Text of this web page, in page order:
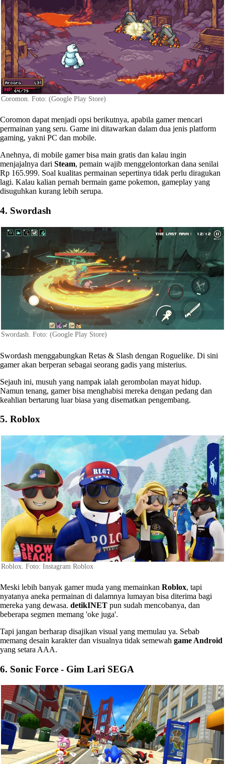
Coromon. Foto: (Google Play Store)
Coromon dapat menjadi opsi berikutnya, apabila gamer mencari
permainan yang seru. Game ini ditawarkan dalam dua jenis platform
gaming, yakni PC dan mobile.
Anehnya, di mobile gamer bisa main gratis dan kalau ingin
menjajalnya dari Steam, pemain wajib menggelontorkan dana senilai
Rp 165.999. Soal kualitas permainan sepertinya tidak perlu diragukan
lagi. Kalau kalian pernah bermain game pokemon, gameplay yang
disuguhkan kurang lebih serupa.
4. Swordash
Swordash. Foto: (Google Play Store)
Swordash menggabungkan Retas & Slash dengan Roguelike. Di sini
gamer akan berperan sebagai seorang gadis yang misterius.
Sejauh ini, musuh yang nampak ialah gerombolan mayat hidup.
Namun tenang, gamer bisa menghabisi mereka dengan pedang dan
keahlian bertarung luar biasa yang disematkan pengembang.
5. Roblox
Roblox. Foto: Instagram Roblox
Meski lebih banyak gamer muda yang memainkan Roblox, tapi
nyatanya aneka permainan di dalamnya lumayan bisa diterima bagi
mereka yang dewasa. detikINET pun sudah mencobanya, dan
beberapa segmen memang 'oke juga'.
Tapi jangan berharap disajikan visual yang memulau ya. Sebab
memang desain karakter dan visualnya tidak semewah game Android
yang setara AAA.
6. Sonic Force - Gim Lari SEGA